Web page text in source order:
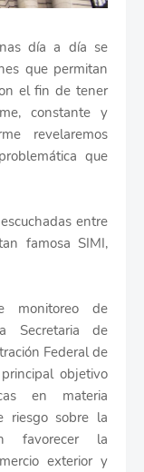
día a día se
que permitan
el fin de tener
constante y
revelaremos
que
entre
famosa SIMI,
monitoreo de
Secretaria de
Federal de
objetivo
en materia
riesgo sobre la
favorecer la
exterior y